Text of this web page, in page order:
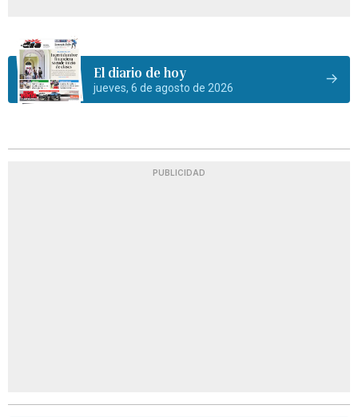
El diario de hoy
jueves, 6 de agosto de 2026
PUBLICIDAD